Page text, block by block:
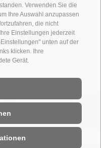
Verwenden Sie die
Ihre Auswahl anzupassen
die nicht
Einstellungen jederzeit
unten auf der
klicken. Ihre
Gerät.
RICHTLINIE
PRIVACY
Nr. 01714320213